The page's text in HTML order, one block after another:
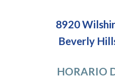
8920
Beverly
HORARIO